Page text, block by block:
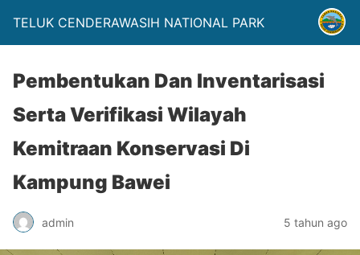
TELUK CENDERAWASIH NATIONAL PARK
Pembentukan Dan Inventarisasi
Serta Verifikasi Wilayah
Kemitraan Konservasi Di
Kampung Bawei
admin 5 tahun ago